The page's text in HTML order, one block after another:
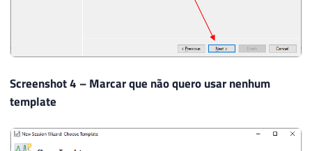
Screenshot 4 – Marcar que não quero usar nenhum
template